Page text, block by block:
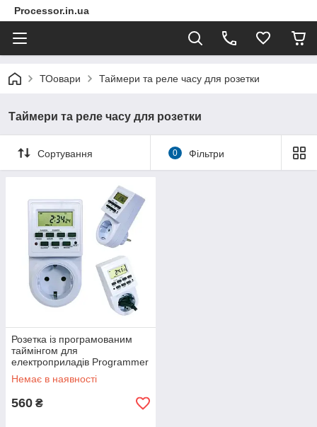
Processor.in.ua
ТОовари Таймери та реле часу для розетки
Таймери та реле часу для розетки
Сортування 0 Фільтри
Розетка із програмованим
таймінгом для
електроприладів Programmer
Timer YDT-MG 16A із
захистом IP20
Немає в наявності
560 ₴